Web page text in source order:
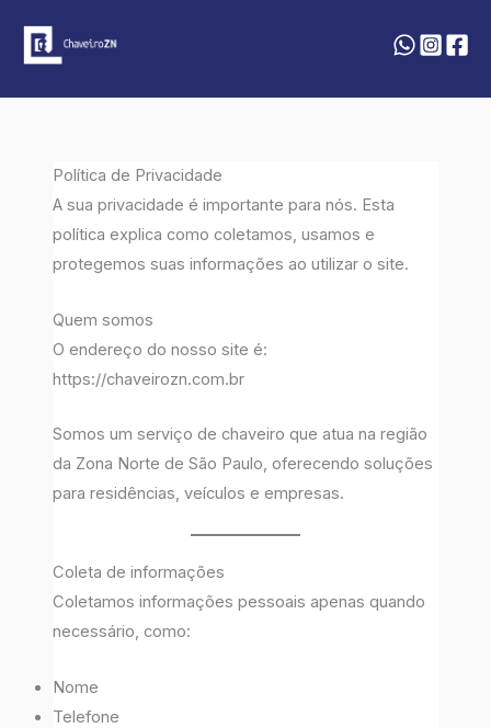
conteúdo
Política de Privacidade
A sua privacidade é importante para nós. Esta
política explica como coletamos, usamos e
protegemos suas informações ao utilizar o site.
Quem somos
O endereço do nosso site é:
https://chaveirozn.com.br
Somos um serviço de chaveiro que atua na região
da Zona Norte de São Paulo, oferecendo soluções
para residências, veículos e empresas.
Coleta de informações
Coletamos informações pessoais apenas quando
necessário, como:
Nome
Telefone